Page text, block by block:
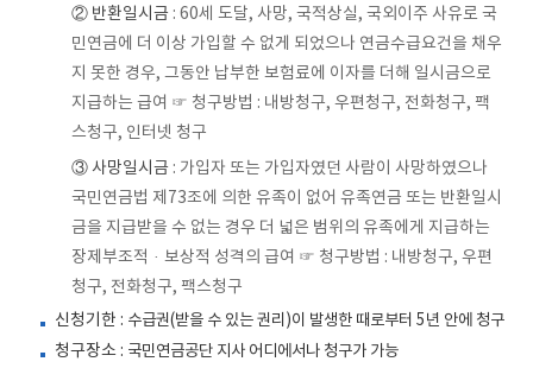
② 반환일시금: 60세 도달, 사망, 국적상실, 국외이주 사유로 국
민연금에 더 이상 가입할 수 없게 되었으나 연금수급요건을 채우
지 못한 경우, 그동안 납부한 보험료에 이자를 더해 일시금으로
지급하는 급여 ☞ 청구방법 : 내방청구, 우편청구, 전화청구, 팩
스청구, 인터넷 청구
③ 사망일시금: 가입자 또는 가입자였던 사람이 사망하였으나
국민연금법 제73조에 의한 유족이 없어 유족연금 또는 반환일시
금을 지급받을 수 없는 경우 더 넓은 범위의 유족에게 지급하는
장제부조적ㆍ보상적 성격의 급여 ☞ 청구방법 : 내방청구, 우편
청구, 전화청구, 팩스청구
신청기한 : 수급권(받을 수 있는 권리)이 발생한 때로부터 5년 안에 청구
청구장소: 국민연금공단 지사 어디에서나 청구가 가능